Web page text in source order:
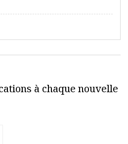
à chaque nouvelle